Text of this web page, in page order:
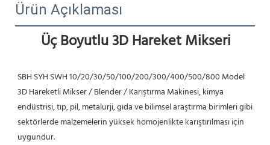
Ürün Açıklaması
Üç Boyutlu 3D Hareket Mikseri
SBH SYH SWH 10/20/30/50/100/200/300/400/500/800 Model
3D Hareketli Mikser / Blender / Karıştırma Makinesi, kimya
endüstrisi, tıp, pil, metalurji, gıda ve bilimsel araştırma birimleri gibi
sektörlerde malzemelerin yüksek homojenlikte karıştırılması için
uygundur.